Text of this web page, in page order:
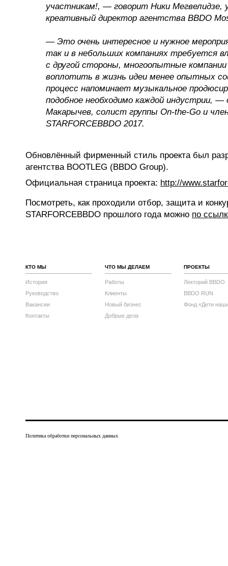
участникам!, — говорит Ники Мегвелидзе,
креативный директор агентства BBDO
— Это очень интересное и нужное
так и в небольших компаниях требуется
с другой стороны, многоопытные
воплотить в жизнь идеи менее опытных
процесс напоминает музыкальное
подобное необходимо каждой индустрии,
Макарычев, солист группы On-the-Go и
STARFORCEBBDO 2017.
Обновлённый фирменный стиль проекта был
агентства BOOTLEG (BBDO Group).
Официальная страница проекта: http://
Посмотреть, как проходили отбор, защита и
STARFORCEBBDO прошлого года можно по
КТО МЫ
История
Руководство
Вакансии
Контакты
ЧТО МЫ ДЕЛАЕМ
Работы
Клиенты
Новый бизнес
Добрые дела
ПРОЕКТЫ
Лекторий BBDO
BBDO RUN
Фонд «Дети
Политика обработки персональных данных